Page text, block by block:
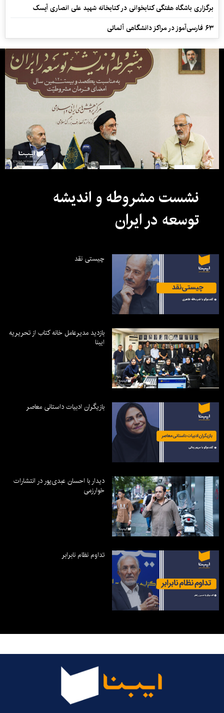
برگزاری باشگاه هفتگی کتابخوانی در کتابخانه شهید علی انصاری آیسک
۶۳ فارسی‌آموز در مراکز دانشگاهی آلماتی
نشست مشروطه و اندیشه
توسعه در ایران
چیستی نقد
بازدید مدیرعامل خانه کتاب از تحریریه
ایبنا
بازیگران ادبیات داستانی معاصر
دیدار با احسان عبدی‌پور در انتشارات
خوارزمی
تداوم نظام نابرابر